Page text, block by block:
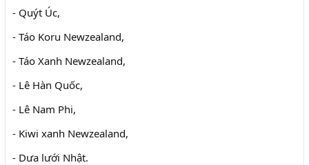
- Quýt Úc,
- Táo Koru Newzealand,
- Táo Xanh Newzealand,
- Lê Hàn Quốc,
- Lê Nam Phi,
- Kiwi xanh Newzealand,
- Dưa lưới Nhật.